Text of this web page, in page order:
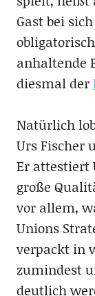
Gast bei
anhaltende
diesmal der
Natürlich
Urs Fischer
Er attestiert
große
vor allem,
Unions
verpackt in
zumindest
deutlich